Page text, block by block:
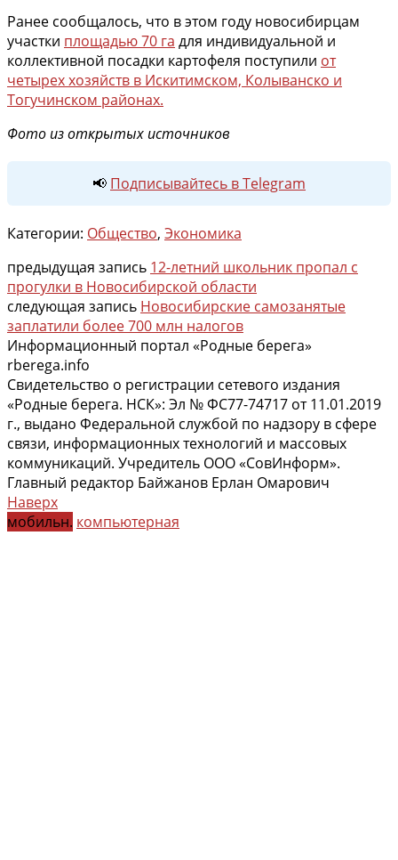
Ранее сообщалось, что в этом году новосибирцам
участки площадью 70 га для индивидуальной и
коллективной посадки картофеля поступили от
четырех хозяйств в Искитимском, Колыванско и
Тогучинском районах.
Фото из открытых источников
📢 Подписывайтесь в Telegram
Категории: Общество, Экономика
предыдущая запись 12-летний школьник пропал с
прогулки в Новосибирской области
следующая запись Новосибирские самозанятые
заплатили более 700 млн налогов
Информационный портал «Родные берега»
rberega.info
Свидетельство о регистрации сетевого издания
«Родные берега. НСК»: Эл № ФС77-74717 от 11.01.2019
г., выдано Федеральной службой по надзору в сфере
связи, информационных технологий и массовых
коммуникаций. Учредитель ООО «СовИнформ».
Главный редактор Байжанов Ерлан Омарович
Наверх
мобильн. компьютерная